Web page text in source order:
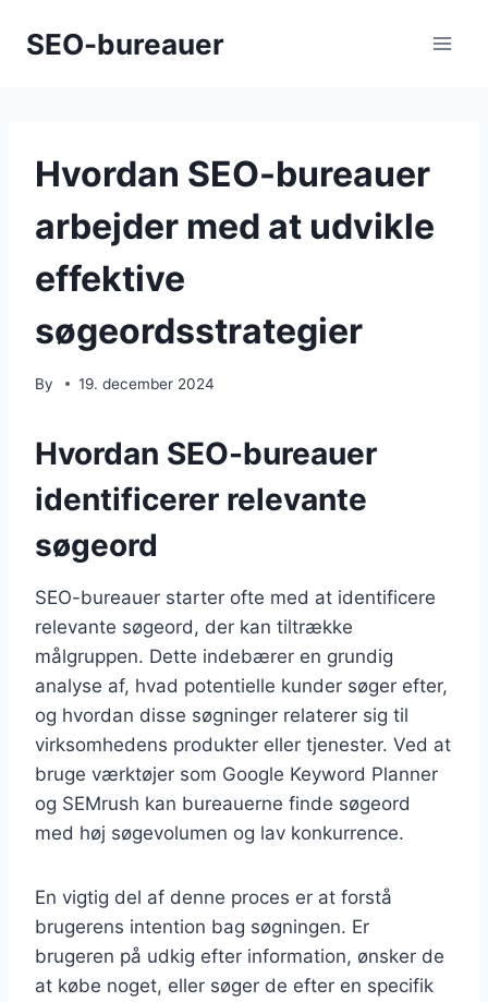
SEO-bureauer
Hvordan SEO-bureauer
arbejder med at udvikle
effektive
søgeordsstrategier
By 19. december 2024
Hvordan SEO-bureauer
identificerer relevante
søgeord
SEO-bureauer starter ofte med at identificere
relevante søgeord, der kan tiltrække
målgruppen. Dette indebærer en grundig
analyse af, hvad potentielle kunder søger efter,
og hvordan disse søgninger relaterer sig til
virksomhedens produkter eller tjenester. Ved at
bruge værktøjer som Google Keyword Planner
og SEMrush kan bureauerne finde søgeord
med høj søgevolumen og lav konkurrence.
En vigtig del af denne proces er at forstå
brugerens intention bag søgningen. Er
brugeren på udkig efter information, ønsker de
at købe noget, eller søger de efter en specifik